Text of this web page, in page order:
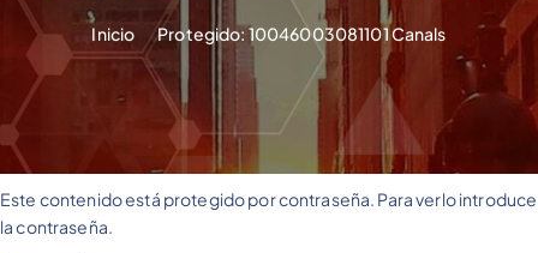
Inicio Protegido: 10046003081101 Canals
Este contenido está protegido por contraseña. Para verlo introduce
la contraseña.